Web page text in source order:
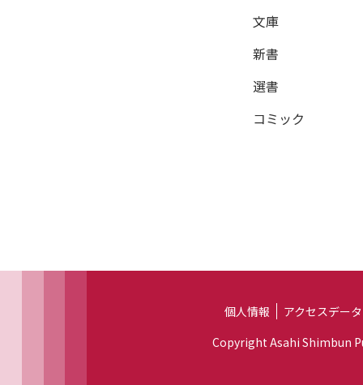
文庫
新書
選書
コミック
個人情報
アクセスデータ
Copyright Asahi Shimbun